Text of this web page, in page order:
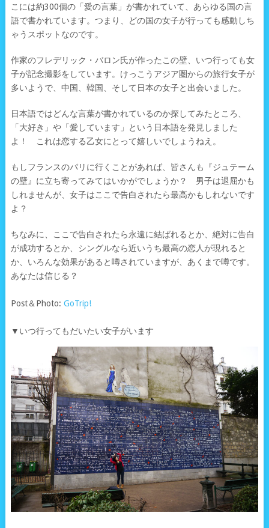
こには約300個の「愛の言葉」が書かれていて、あらゆる国の言
語で書かれています。つまり、どの国の女子が行っても感動しち
ゃうスポットなのです。
作家のフレデリック・バロン氏が作ったこの壁、いつ行っても女
子が記念撮影をしています。けっこうアジア圏からの旅行女子が
多いようで、中国、韓国、そして日本の女子と出会いました。
日本語ではどんな言葉が書かれているのか探してみたところ、
「大好き」や「愛しています」という日本語を発見しました
よ！ これは恋する乙女にとって嬉しいでしょうねえ。
もしフランスのパリに行くことがあれば、皆さんも『ジュテーム
の壁』に立ち寄ってみてはいかがでしょうか？ 男子は退屈かも
しれませんが、女子はここで告白されたら最高かもしれないです
よ？
ちなみに、ここで告白されたら永遠に結ばれるとか、絶対に告白
が成功するとか、シングルなら近いうち最高の恋人が現れると
か、いろんな効果があると噂されていますが、あくまで噂です。
あなたは信じる？
Post＆Photo: GoTrip!
▼いつ行ってもだいたい女子がいます